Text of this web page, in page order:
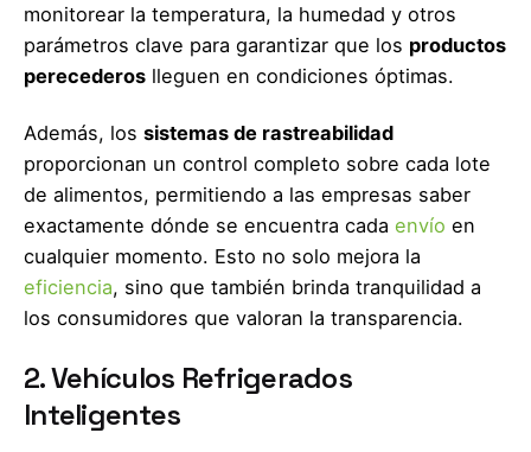
monitorear la temperatura, la humedad y otros
parámetros clave para garantizar que los productos
perecederos lleguen en condiciones óptimas.
Además, los sistemas de rastreabilidad
proporcionan un control completo sobre cada lote
de alimentos, permitiendo a las empresas saber
exactamente dónde se encuentra cada envío en
cualquier momento. Esto no solo mejora la
eficiencia, sino que también brinda tranquilidad a
los consumidores que valoran la transparencia.
2. Vehículos Refrigerados
Inteligentes